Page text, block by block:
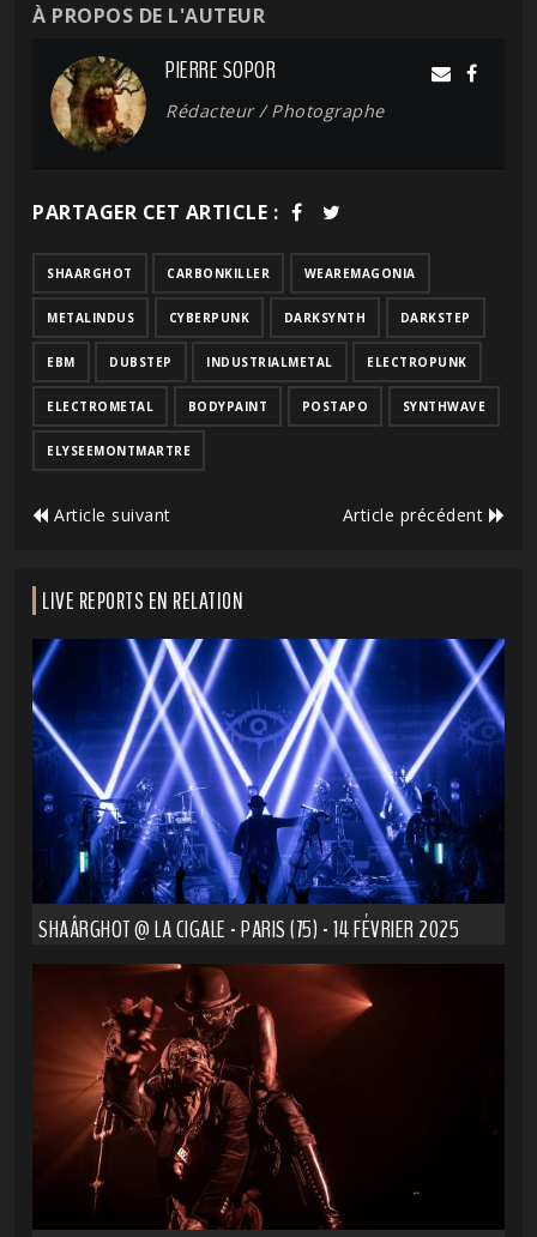
À PROPOS DE L'AUTEUR
PIERRE SOPOR
Rédacteur / Photographe
PARTAGER CET ARTICLE :
SHAARGHOT CARBONKILLER WEAREMAGONIA
METALINDUS CYBERPUNK DARKSYNTH DARKSTEP
EBM DUBSTEP INDUSTRIALMETAL ELECTROPUNK
ELECTROMETAL BODYPAINT POSTAPO SYNTHWAVE
ELYSEEMONTMARTRE
Article suivant Article précédent
LIVE REPORTS EN RELATION
SHAÂRGHOT @ LA CIGALE - PARIS (75) - 14 FÉVRIER 2025